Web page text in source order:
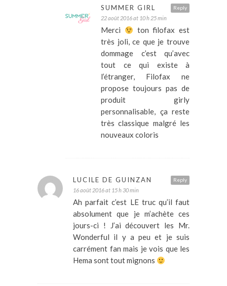
Reply
SUMMER GIRL
22 août 2016 at 10 h 25 min
Merci
ton filofax est
très joli, ce que je trouve
dommage c’est qu’avec
tout ce qui existe à
l’étranger, Filofax ne
propose toujours pas de
produit girly
personnalisable, ça reste
très classique malgré les
nouveaux coloris
Reply
LUCILE DE GUINZAN
16 août 2016 at 15 h 30 min
Ah parfait c’est LE truc qu’il faut
absolument que je m’achète ces
jours-ci ! J’ai découvert les Mr.
Wonderful il y a peu et je suis
carrément fan mais je vois que les
Hema sont tout mignons